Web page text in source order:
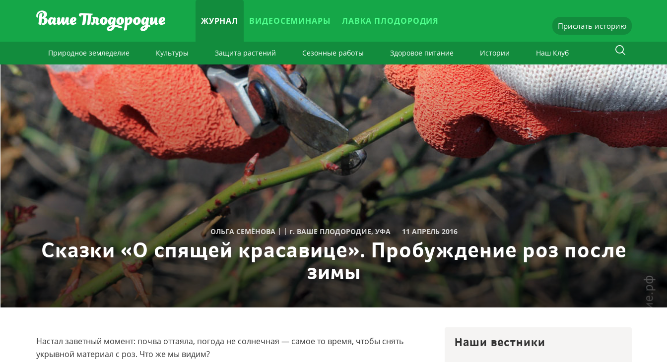
ЖУРНАЛ ВИДЕОСЕМИНАРЫ ЛАВКА ПЛОДОРОДИЯ Прислать историю
Природное земледелие Культуры Защита растений Сезонные работы Здоровое питание Истории Наш Клуб
ОЛЬГА СЕМЁНОВА| | г. ВАШЕ ПЛОДОРОДИЕ, УФА 11 АПРЕЛЬ 2016
Сказки «О спящей красавице». Пробуждение роз после
зимы
Настал заветный момент: почва оттаяла, погода не солнечная — самое то время, чтобы снять
укрывной материал с роз. Что же мы видим?
Наши вестники